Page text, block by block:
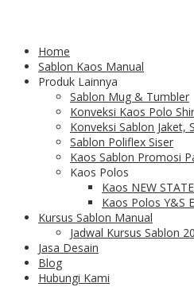
Home
Sablon Kaos Manual
Produk Lainnya
Sablon Mug & Tumbler
Konveksi Kaos Polo
Konveksi Sablon Jaket,
Sablon Poliflex Siser
Kaos Sablon Promosi
Kaos Polos
Kaos NEW
Kaos Polos Y&S
Kursus Sablon Manual
Jadwal Kursus Sablon
Jasa Desain
Blog
Hubungi Kami
Terpercaya
Sablon Kaos
untuk Gaya
Berbeda